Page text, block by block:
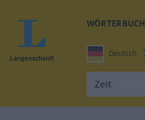
WÖRTERBUCH
Deutsch